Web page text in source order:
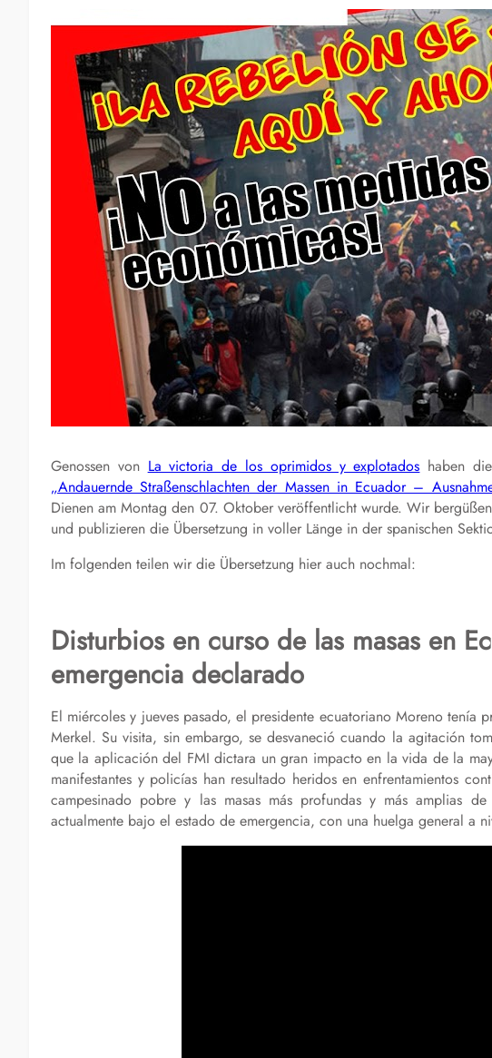
Genossen von La victoria de los oprimidos y explotados haben
„Andauernde Straßenschlachten der Massen in Ecuador –
Dienen am Montag den 07. Oktober veröffentlicht wurde. Wir
und publizieren die Übersetzung in voller Länge in der spanischen
Im folgenden teilen wir die Übersetzung hier auch nochmal:
Disturbios en curso de las masas en
emergencia declarado
El miércoles y jueves pasado, el presidente ecuatoriano Moreno tenía
Merkel. Su visita, sin embargo, se desvaneció cuando la agitación
que la aplicación del FMI dictara un gran impacto en la vida de la
manifestantes y policías han resultado heridos en enfrentamientos
campesinado pobre y las masas más profundas y más amplias
actualmente bajo el estado de emergencia, con una huelga general a